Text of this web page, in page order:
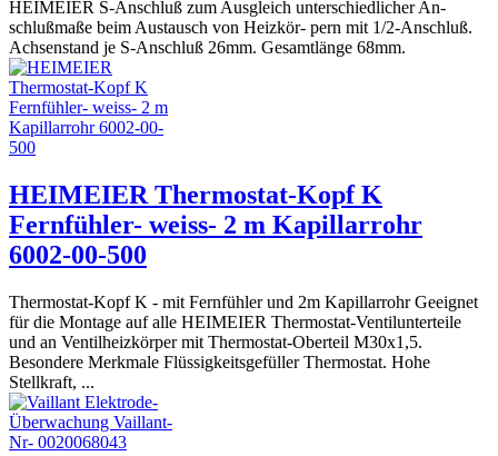
HEIMEIER S-Anschluß zum Ausgleich unterschiedlicher An-
schlußmaße beim Austausch von Heizkör- pern mit 1/2-Anschluß.
Achsenstand je S-Anschluß 26mm. Gesamtlänge 68mm.
HEIMEIER Thermostat-Kopf K
Fernfühler- weiss- 2 m Kapillarrohr
6002-00-500
Thermostat-Kopf K - mit Fernfühler und 2m Kapillarrohr Geeignet
für die Montage auf alle HEIMEIER Thermostat-Ventilunterteile
und an Ventilheizkörper mit Thermostat-Oberteil M30x1,5.
Besondere Merkmale Flüssigkeitsgefüller Thermostat. Hohe
Stellkraft, ...